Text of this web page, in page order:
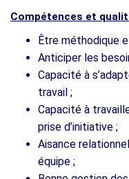
Compétences et
Être méthodique
Anticiper les
Capacité à
travail ;
Capacité à
prise d’initiative ;
Aisance
équipe ;